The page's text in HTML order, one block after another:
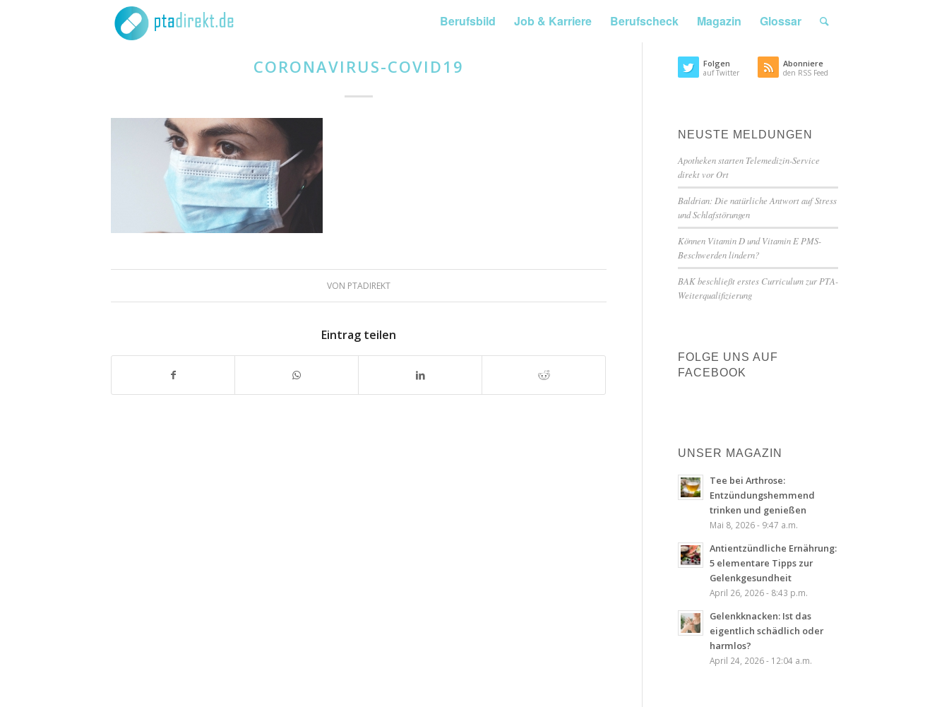
Berufsbild Job & Karriere Berufscheck Magazin Glossar
CORONAVIRUS-COVID19
VON PTADIREKT
Eintrag teilen
Folgen
auf Twitter
Abonniere
den RSS Feed
NEUSTE MELDUNGEN
Apotheken starten Telemedizin-Service
direkt vor Ort
Baldrian: Die natürliche Antwort auf Stress
und Schlafstörungen
Können Vitamin D und Vitamin E PMS-
Beschwerden lindern?
BAK beschließt erstes Curriculum zur PTA-
Weiterqualifizierung
FOLGE UNS AUF
FACEBOOK
UNSER MAGAZIN
Tee bei Arthrose:
Entzündungshemmend
trinken und genießen
Mai 8, 2026 - 9:47 a.m.
Antientzündliche Ernährung:
5 elementare Tipps zur
Gelenkgesundheit
April 26, 2026 - 8:43 p.m.
Gelenkknacken: Ist das
eigentlich schädlich oder
harmlos?
April 24, 2026 - 12:04 a.m.